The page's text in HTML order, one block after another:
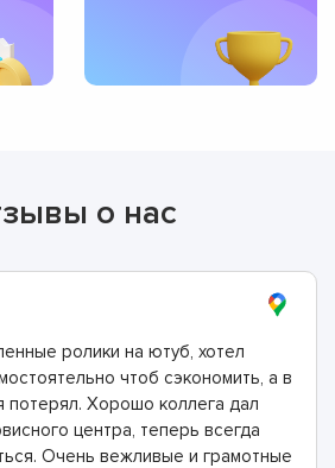
о нас
ролики на ютуб, хотел
чтоб сэкономить, а в
потерял. Хорошо коллега дал
центра, теперь всегда
Очень вежливые и грамотные